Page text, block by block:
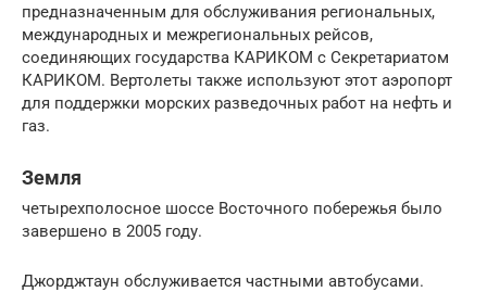
предназначенным для обслуживания региональных,
международных и межрегиональных рейсов,
соединяющих государства КАРИКОМ с Секретариатом
КАРИКОМ. Вертолеты также используют этот аэропорт
для поддержки морских разведочных работ на нефть и
газ.
Земля
четырехполосное шоссе Восточного побережья было
завершено в 2005 году.
Джорджтаун обслуживается частными автобусами.